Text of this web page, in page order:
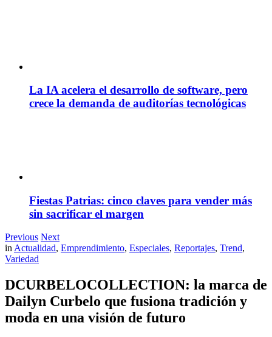
La IA acelera el desarrollo de software, pero
crece la demanda de auditorías tecnológicas
Fiestas Patrias: cinco claves para vender más
sin sacrificar el margen
Previous Next
inActualidad, Emprendimiento, Especiales, Reportajes, Trend,
Variedad
DCURBELOCOLLECTION: la marca de
Dailyn Curbelo que fusiona tradición y
moda en una visión de futuro